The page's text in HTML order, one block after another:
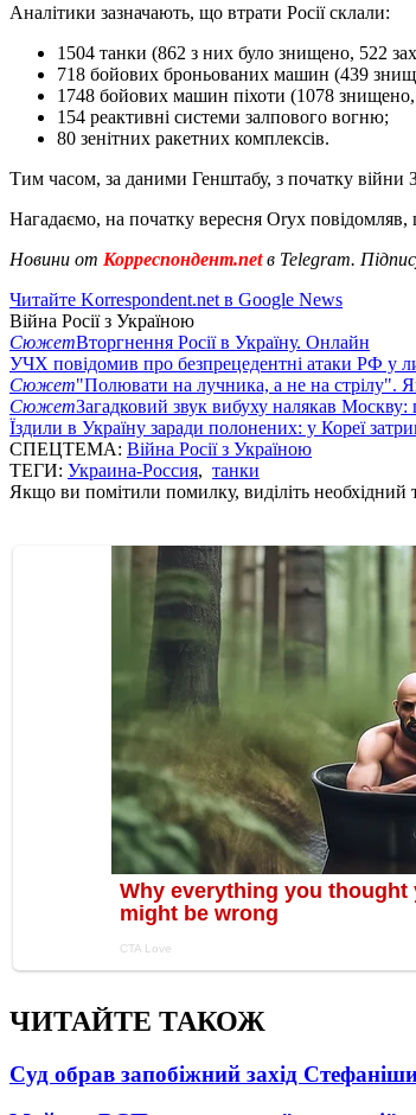
Аналітики зазначають, що втрати Росії склали:
1504 танки (862 з них було знищено, 522
718 бойових броньованих машин (439
1748 бойових машин піхоти (1078 знищено,
154 реактивні системи залпового вогню;
80 зенітних ракетних комплексів.
Тим часом, за даними Генштабу, з початку війни
Нагадаємо, на початку вересня Oryх повідомляв,
Новини от Корреспондент.netв Telegram.
Читайте Korrespondent.net в Google News
Війна Росії з Україною
СюжетВторгнення Росії в Україну. Онлайн
УЧХ повідомив про безпрецедентні атаки РФ у
Сюжет"Полювати на лучника, а не на стрілу".
СюжетЗагадковий звук вибуху налякав Москву:
Їздили в Україну заради полонених: у Кореї
СПЕЦТЕМА: Війна Росії з Україною
ТЕГИ: Украина-Россия, танки
Якщо ви помітили помилку, виділіть необхідний
ЧИТАЙТЕ ТАКОЖ
Суд обрав запобіжний захід